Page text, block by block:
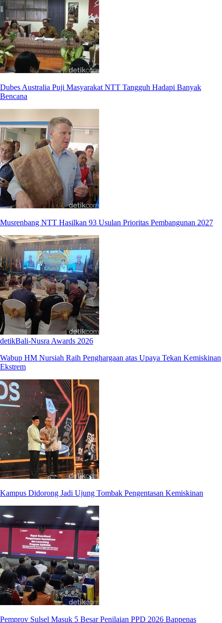
Dubes Australia Puji Masyarakat NTT Tangguh Hadapi Banyak
Bencana
Musrenbang NTT Hasilkan 93 Usulan Prioritas Pembangunan 2027
detikBali-Nusra Awards 2026
Wabup HM Nursiah Raih Penghargaan atas Upaya Tekan Kemiskinan
Ekstrem
Kampus Didorong Jadi Ujung Tombak Pengentasan Kemiskinan
Pemprov Sulsel Masuk 5 Besar Penilaian PPD 2026 Bappenas